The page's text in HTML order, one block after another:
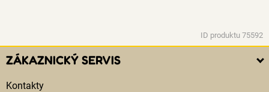
ID produktu 75592
ZÁKAZNICKÝ SERVIS
Kontakty